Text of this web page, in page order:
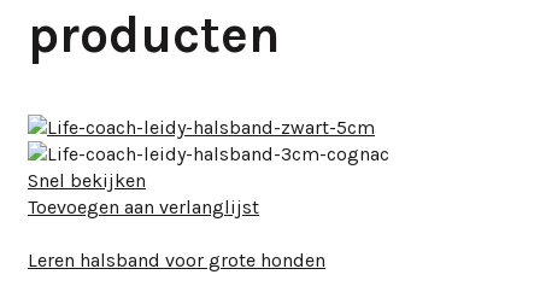
producten
Snel bekijken
Toevoegen aan verlanglijst
Leren halsband voor grote honden